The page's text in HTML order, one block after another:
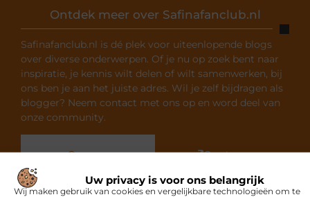
Uw privacy is voor ons belangrijk
Wij maken gebruik van cookies en vergelijkbare technologieën om te
Ontdek meer over Safinafanclub.nl
Safinafanclub.nl is dé plek voor uiteenlopende blogs
over diverse onderwerpen. Of je nu op zoek bent naar
inspiratie, je kennis wilt delen of wilt samenwerken, bij
ons ben je aan het juiste adres. Wil je zelf bijdragen als
blogger? Neem contact met ons op en word deel van
onze community.
Over ons Ons team